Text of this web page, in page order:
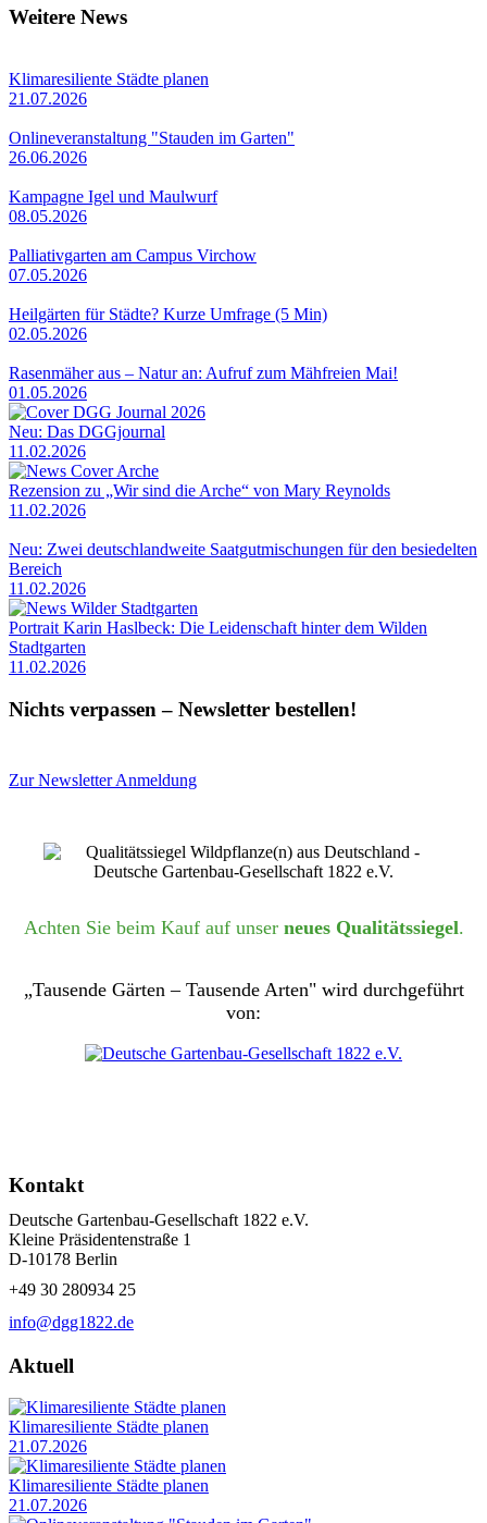
Weitere News
Klimaresiliente Städte planen
21.07.2026
Onlineveranstaltung "Stauden im Garten"
26.06.2026
Kampagne Igel und Maulwurf
08.05.2026
Palliativgarten am Campus Virchow
07.05.2026
Heilgärten für Städte? Kurze Umfrage (5 Min)
02.05.2026
Rasenmäher aus – Natur an: Aufruf zum Mähfreien Mai!
01.05.2026
Neu: Das DGGjournal
11.02.2026
Rezension zu „Wir sind die Arche“ von Mary Reynolds
11.02.2026
Neu: Zwei deutschlandweite Saatgutmischungen für den besiedelten
Bereich
11.02.2026
Portrait Karin Haslbeck: Die Leidenschaft hinter dem Wilden
Stadtgarten
11.02.2026
Nichts verpassen – Newsletter bestellen!
Zur Newsletter Anmeldung
Achten Sie beim Kauf auf unser neues Qualitätssiegel.
„Tausende Gärten – Tausende Arten" wird durchgeführt
von:
Kontakt
Deutsche Gartenbau-Gesellschaft 1822 e.V.
Kleine Präsidentenstraße 1
D-10178 Berlin
+49 30 280934 25
info@dgg1822.de
Aktuell
Klimaresiliente Städte planen
21.07.2026
Klimaresiliente Städte planen
21.07.2026